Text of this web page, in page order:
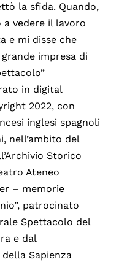
la sfida. Quando,
vedere il lavoro
e mi disse che
impresa di
in digital
2022, con
inglesi spagnoli
nell’ambito del
Storico
Ateneo
– memorie
patrocinato
Spettacolo del
e dal
Sapienza